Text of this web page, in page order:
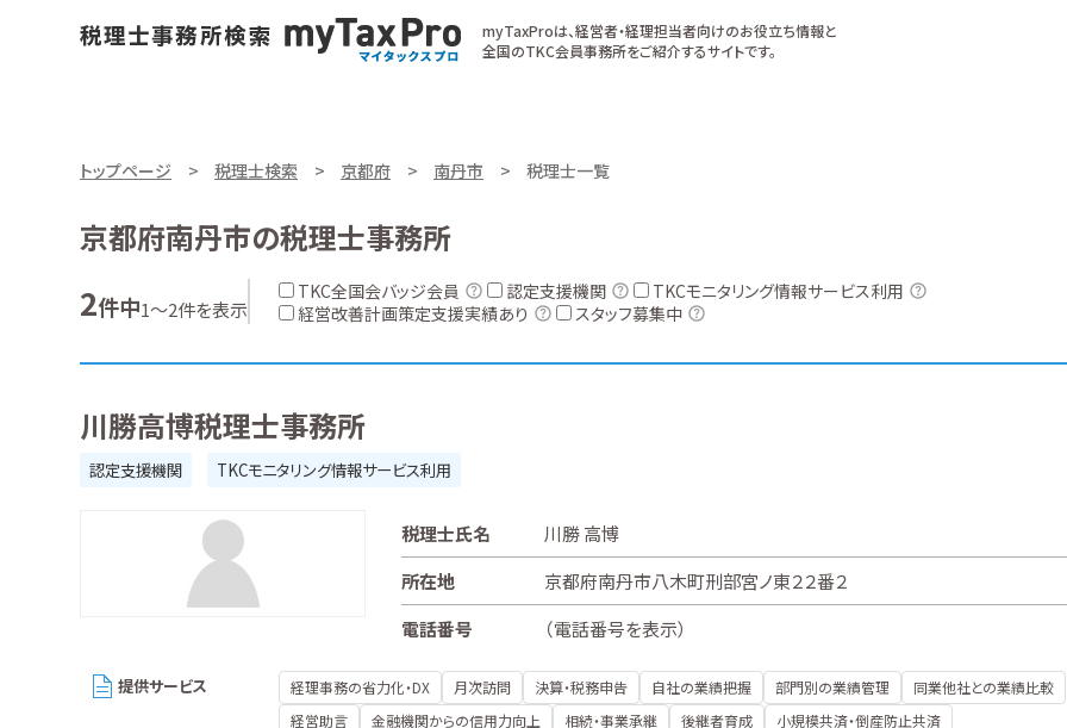
myTaxProは、経営者・経理担当者向けのお役立ち情報と
全国のTKC会員事務所をご紹介するサイトです。
トップページ 税理士検索 京都府 南丹市 税理士一覧
京都府南丹市の税理士事務所
2件中1～2件を表示
TKC全国会バッジ会員 認定支援機関
TKCモニタリング情報サービス利用
経営改善計画策定支援実績あり
スタッフ募集中
川勝高博税理士事務所
認定支援機関 TKCモニタリング情報サービス利用
税理士氏名
川勝 高博
所在地
京都府南丹市八木町刑部宮ノ東２２番２
電話番号
（電話番号を表示）
提供サービス 経理事務の省力化・DX 月次訪問 決算・税務申告 自社の業績把握 部門別の業績管理
同業他社との業績比較
経営助言
金融機関からの信用力向上 相続・事業承継 後継者育成
小規模共済・倒産防止共済